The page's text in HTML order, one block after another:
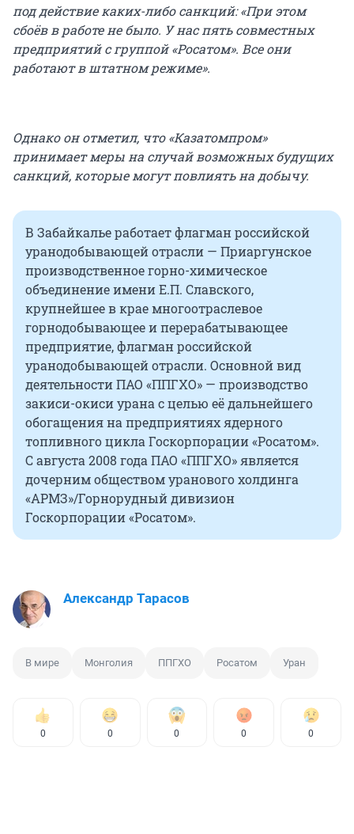
под действие каких-либо санкций: «При этом
сбоёв в работе не было. У нас пять совместных
предприятий с группой «Росатом». Все они
работают в штатном режиме».
Однако он отметил, что «Казатомпром»
принимает меры на случай возможных будущих
санкций, которые могут повлиять на добычу.
В Забайкалье работает флагман российской
уранодобывающей отрасли — Приаргунское
производственное горно-химическое
объединение имени Е.П. Славского,
крупнейшее в крае многоотраслевое
горнодобывающее и перерабатывающее
предприятие, флагман российской
уранодобывающей отрасли. Основной вид
деятельности ПАО «ППГХО» — производство
закиси-окиси урана с целью её дальнейшего
обогащения на предприятиях ядерного
топливного цикла Госкорпорации «Росатом».
С августа 2008 года ПАО «ППГХО» является
дочерним обществом уранового холдинга
«АРМЗ»/Горнорудный дивизион
Госкорпорации «Росатом».
Александр Тарасов
В мире Монголия ППГХО Росатом Уран
0 0 0 0 0